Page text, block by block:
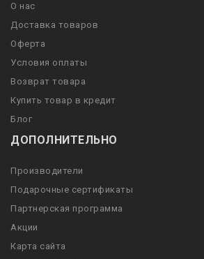
О нас
Доставка товаров
Оферта
Условия оплаты
Возврат товара
Купить товар в кредит
Блог
ДОПОЛНИТЕЛЬНО
Производители
Подарочные сертификаты
Партнерская программа
Акции
Карта сайта